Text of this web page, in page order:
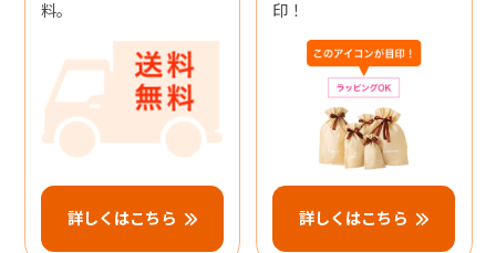
料。
詳しくはこちら
印！
詳しくはこちら